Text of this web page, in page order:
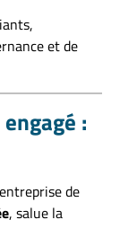
et de
:
de
, salue la